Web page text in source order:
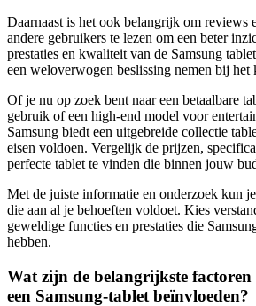
Daarnaast is het ook belangrijk om reviews
andere gebruikers te lezen om een beter
prestaties en kwaliteit van de Samsung
een weloverwogen beslissing nemen bij het
Of je nu op zoek bent naar een betaalbare
gebruik of een high-end model voor
Samsung biedt een uitgebreide collectie
eisen voldoen. Vergelijk de prijzen,
perfecte tablet te vinden die binnen jouw
Met de juiste informatie en onderzoek kun
die aan al je behoeften voldoet. Kies
geweldige functies en prestaties die
hebben.
Wat zijn de belangrijkste
een Samsung-tablet beïnvloeden?